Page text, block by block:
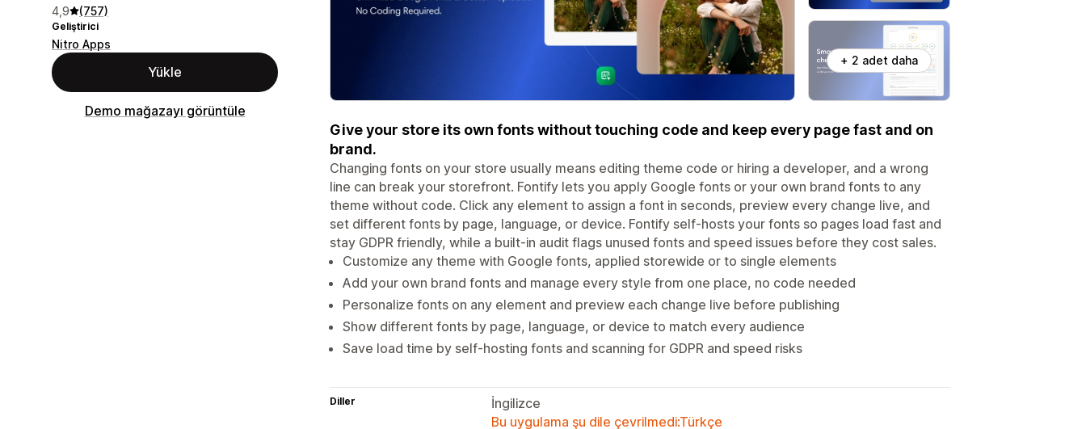
4,9 (757)
Geliştirici
Nitro Apps
Yükle
Demo mağazayı görüntüle
+ 2 adet daha
Give your store its own fonts without touching code and keep every page fast and on
brand.
Changing fonts on your store usually means editing theme code or hiring a developer, and a wrong
line can break your storefront. Fontify lets you apply Google fonts or your own brand fonts to any
theme without code. Click any element to assign a font in seconds, preview every change live, and
set different fonts by page, language, or device. Fontify self-hosts your fonts so pages load fast and
stay GDPR friendly, while a built-in audit flags unused fonts and speed issues before they cost sales.
Customize any theme with Google fonts, applied storewide or to single elements
Add your own brand fonts and manage every style from one place, no code needed
Personalize fonts on any element and preview each change live before publishing
Show different fonts by page, language, or device to match every audience
Save load time by self-hosting fonts and scanning for GDPR and speed risks
Diller
İngilizce
Bu uygulama şu dile çevrilmedi:Türkçe